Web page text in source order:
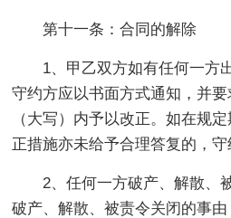
第十一条：合同的解除
1、甲乙双方如有任何一方
守约方应以书面方式通知，并要
（大写）内予以改正。如在规
正措施亦未给予合理答复的，守
2、任何一方破产、解散、
破产、解散、被责令关闭的事